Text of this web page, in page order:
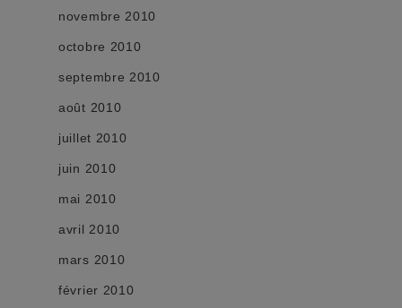
novembre 2010
octobre 2010
septembre 2010
août 2010
juillet 2010
juin 2010
mai 2010
avril 2010
mars 2010
février 2010